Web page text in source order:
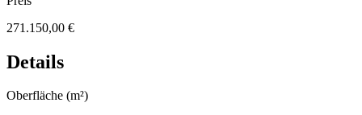
271.150,00 €
Details
Oberfläche (m²)